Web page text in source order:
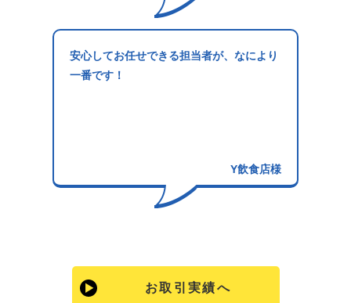
安心してお任せできる担当者が、なにより
一番です！
Y飲食店様
お取引実績へ